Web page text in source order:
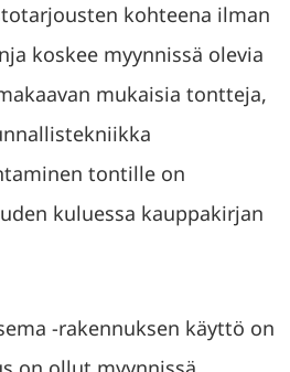
kohteena ilman
koskee myynnissä olevia
mukaisia tontteja,
tontille on
kuluessa kauppakirjan
-rakennuksen käyttö on